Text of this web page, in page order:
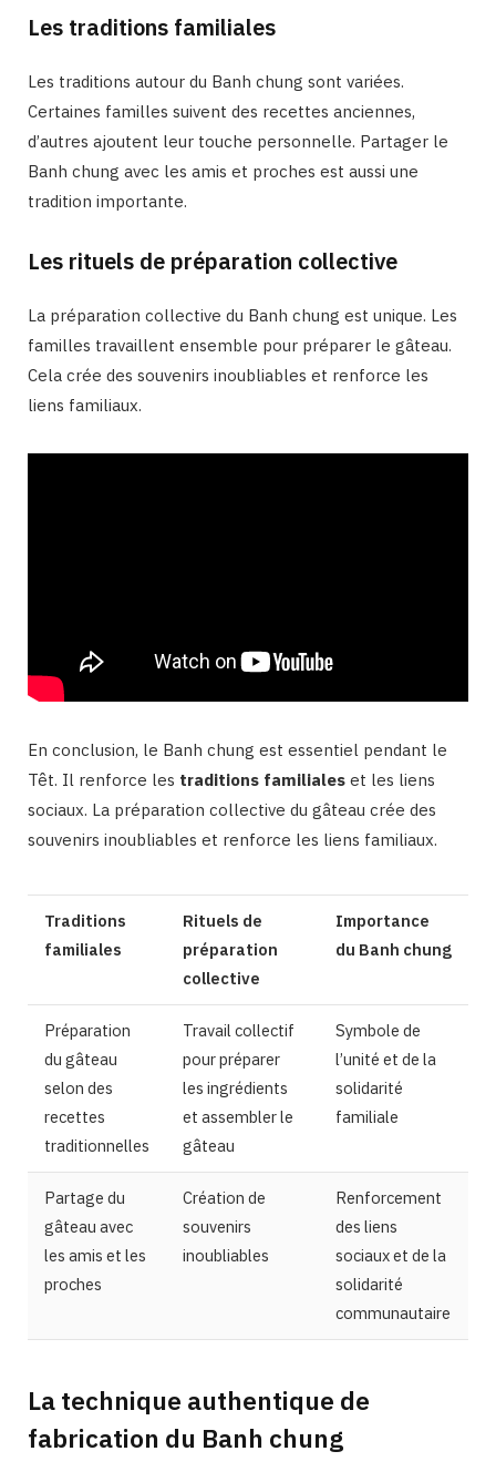
Les traditions familiales
Les traditions autour du Banh chung sont variées.
Certaines familles suivent des recettes anciennes,
d’autres ajoutent leur touche personnelle. Partager le
Banh chung avec les amis et proches est aussi une
tradition importante.
Les rituels de préparation collective
La préparation collective du Banh chung est unique. Les
familles travaillent ensemble pour préparer le gâteau.
Cela crée des souvenirs inoubliables et renforce les
liens familiaux.
En conclusion, le Banh chung est essentiel pendant le
Têt. Il renforce les traditions familiales et les liens
sociaux. La préparation collective du gâteau crée des
souvenirs inoubliables et renforce les liens familiaux.
Traditions
familiales
Rituels de
préparation
collective
Importance
du Banh chung
Préparation
du gâteau
selon des
recettes
traditionnelles
Travail collectif
pour préparer
les ingrédients
et assembler le
gâteau
Symbole de
l’unité et de la
solidarité
familiale
Partage du
gâteau avec
les amis et les
proches
Création de
souvenirs
inoubliables
Renforcement
des liens
sociaux et de la
solidarité
communautaire
La technique authentique de
fabrication du Banh chung